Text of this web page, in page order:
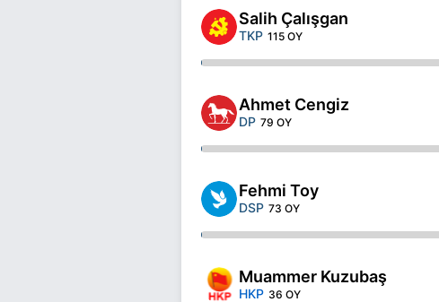
Salih Çalışgan
TKP 115 OY
Ahmet Cengiz
DP 79 OY
Fehmi Toy
DSP 73 OY
Muammer Kuzubaş
HKP 36 OY